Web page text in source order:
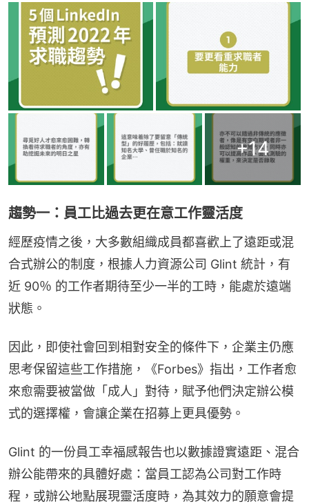
+14
趨勢一：員工比過去更在意工作靈活度
經歷疫情之後，大多數組織成員都喜歡上了遠距或混
合式辦公的制度，根據人力資源公司 Glint 統計，有
近 90％ 的工作者期待至少一半的工時，能處於遠端
狀態。
因此，即使社會回到相對安全的條件下，企業主仍應
思考保留這些工作措施，《Forbes》指出，工作者愈
來愈需要被當做「成人」對待，賦予他們決定辦公模
式的選擇權，會讓企業在招募上更具優勢。
Glint 的一份員工幸福感報告也以數據證實遠距、混合
辦公能帶來的具體好處：當員工認為公司對工作時
程，或辦公地點展現靈活度時，為其效力的願意會提